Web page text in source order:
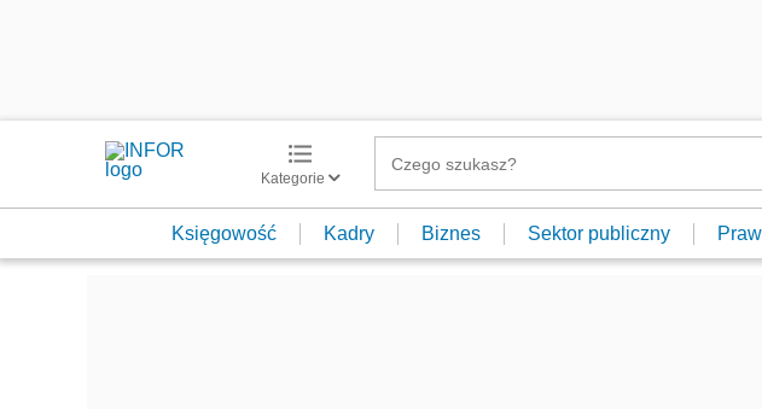
Kategorie
Księgowość Kadry Biznes Sektor publiczny